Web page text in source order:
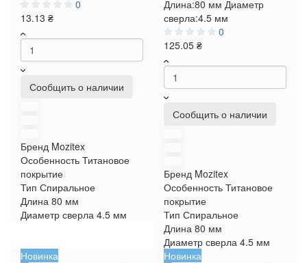
0
13.13 ₴
Сообщить о наличии
Бренд Mozitex
Особенность Титановое
покрытие
Тип Спиральное
Длина 80 мм
Диаметр сверла 4.5 мм
Длина:80 мм Диаметр
сверла:4.5 мм
0
125.05 ₴
Сообщить о наличии
Бренд Mozitex
Особенность Титановое
покрытие
Тип Спиральное
Длина 80 мм
Диаметр сверла 4.5 мм
Новинка
Новинка